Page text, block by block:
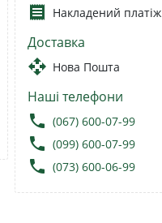
receipt Накладений платіж
Доставка
open_with Нова Пошта
Наші телефони
local_phone (067) 600-07-99
local_phone (099) 600-07-99
local_phone (073) 600-06-99